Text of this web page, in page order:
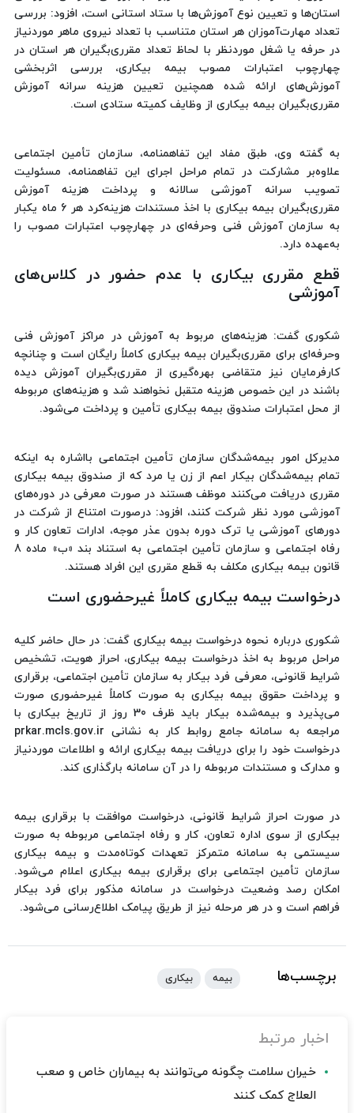
استان‌ها و تعیین نوع آموزش‌ها با ستاد استانی است، افزود: بررسی
تعداد مهارت‌آموزان هر استان متناسب با تعداد نیروی ماهر موردنیاز
در حرفه یا شغل موردنظر با لحاظ تعداد مقرری‌بگیران هر استان در
چهارچوب اعتبارات مصوب بیمه بیکاری، بررسی اثربخشی
آموزش‌های ارائه شده همچنین تعیین هزینه سرانه آموزش
مقرری‌بگیران بیمه بیکاری از وظایف کمیته ستادی است.
به گفته وی، طبق مفاد این تفاهمنامه، سازمان تأمین اجتماعی
علاوه‌بر مشارکت در تمام مراحل اجرای این تفاهمنامه، مسئولیت
تصویب سرانه آموزشی سالانه و پرداخت هزینه آموزش
مقرری‌بگیران بیمه بیکاری با اخذ مستندات هزینه‌کرد هر 6 ماه یکبار
به سازمان آموزش فنی وحرفه‌ای در چهارچوب اعتبارات مصوب را
به‌عهده دارد.
قطع مقرری بیکاری با عدم حضور در کلاس‌های
آموزشی
شکوری گفت: هزینه‌های مربوط به آموزش در مراکز آموزش فنی
وحرفه‌ای برای مقرری‌بگیران بیمه بیکاری کاملاً رایگان است و چنانچه
کارفرمایان نیز متقاضی بهره‌گیری از مقرری‌بگیران آموزش دیده
باشند در این خصوص هزینه متقبل نخواهند شد و هزینه‌های مربوطه
از محل اعتبارات صندوق بیمه بیکاری تأمین و پرداخت می‌شود.
مدیرکل امور بیمه‌شدگان سازمان تأمین اجتماعی بااشاره به اینکه
تمام بیمه‌شدگان بیکار اعم از زن یا مرد که از صندوق بیمه بیکاری
مقرری دریافت می‌کنند موظف هستند در صورت معرفی در دوره‌های
آموزشی مورد نظر شرکت کنند، افزود: درصورت امتناع از شرکت در
دورهای آموزشی یا ترک دوره بدون عذر موجه، ادارات تعاون کار و
رفاه اجتماعی و سازمان تأمین اجتماعی به استناد بند «ب» ماده 8
قانون بیمه بیکاری مکلف به قطع مقرری این افراد هستند.
درخواست بیمه بیکاری کاملاً غیرحضوری است
شکوری درباره نحوه درخواست بیمه بیکاری گفت: در حال حاضر کلیه
مراحل مربوط به اخذ درخواست بیمه بیکاری، احراز هویت، تشخیص
شرایط قانونی، معرفی فرد بیکار به سازمان تأمین اجتماعی، برقراری
و پرداخت حقوق بیمه بیکاری به صورت کاملاً غیرحضوری صورت
می‌پذیرد و بیمه‌شده بیکار باید ظرف 30 روز از تاریخ بیکاری با
مراجعه به سامانه جامع روابط کار به نشانی prkar.mcls.gov.ir
درخواست خود را برای دریافت بیمه بیکاری ارائه و اطلاعات موردنیاز
و مدارک و مستندات مربوطه را در آن سامانه بارگذاری کند.
در صورت احراز شرایط قانونی، درخواست موافقت با برقراری بیمه
بیکاری از سوی اداره تعاون، کار و رفاه اجتماعی مربوطه به صورت
سیستمی به سامانه متمرکز تعهدات کوتاه‌مدت و بیمه بیکاری
سازمان تأمین اجتماعی برای برقراری بیمه بیکاری اعلام می‌شود.
امکان رصد وضعیت درخواست در سامانه مذکور برای فرد بیکار
فراهم است و در هر مرحله نیز از طریق پیامک اطلاع‌رسانی می‌شود.
برچسب‌ها بیمه بیکاری
اخبار مرتبط
خیران سلامت چگونه می‌توانند به بیماران خاص و صعب
العلاج کمک کنند